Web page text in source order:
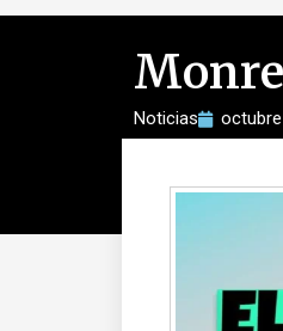
Noticias